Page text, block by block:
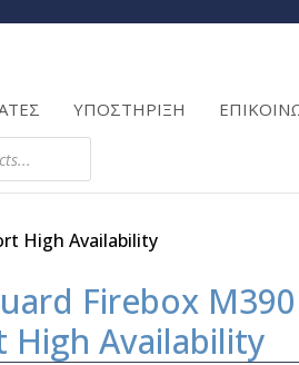
ΥΠΟΣΤΗΡΙΞΗ
High Availability
Firebox
High Availability